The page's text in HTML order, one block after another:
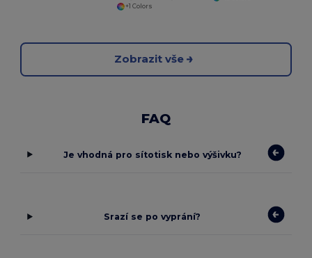
+1 Colors
Zobrazit vše
FAQ
Je vhodná pro sítotisk nebo výšivku?
Srazí se po vyprání?